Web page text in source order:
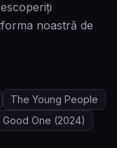
noastră de
The Young People
Good One (2024)